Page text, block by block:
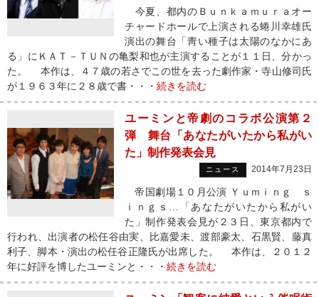
今夏、都内のＢｕｎｋａｍｕｒａオー
チャードホールで上演される蜷川幸雄氏
演出の舞台「靑い種子は太陽のなかにあ
る」にＫＡＴ－ＴＵＮの亀梨和也が主演することが１１日、分かっ
た。 本作は、４７歳の若さでこの世を去った劇作家・寺山修司氏
が１９６３年に２８歳で書・・・ 続きを読む
ユーミンと帝劇のコラボ公演第２
弾 舞台「あなたがいたから私がい
た」制作発表会見
ニュース 2014年7月23日
帝国劇場１０月公演 Ｙｕｍｉｎｇ ｓ
ｉｎｇｓ…「あなたがいたから私がい
た」制作発表会見が２３日、東京都内で
行われ、出演者の松任谷由実、比嘉愛未、渡部豪太、石黒賢、藤真
利子、脚本・演出の松任谷正隆氏が出席した。 本作は、２０１２
年に好評を博したユーミンと・・・ 続きを読む